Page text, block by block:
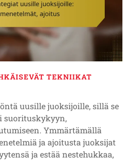
TEKNIIKAT
uusille juoksijoille, sillä se
suorituskykyyn,
Ymmärtämällä
ja ajoitusta juoksijat
ja estää nestehukkaa,